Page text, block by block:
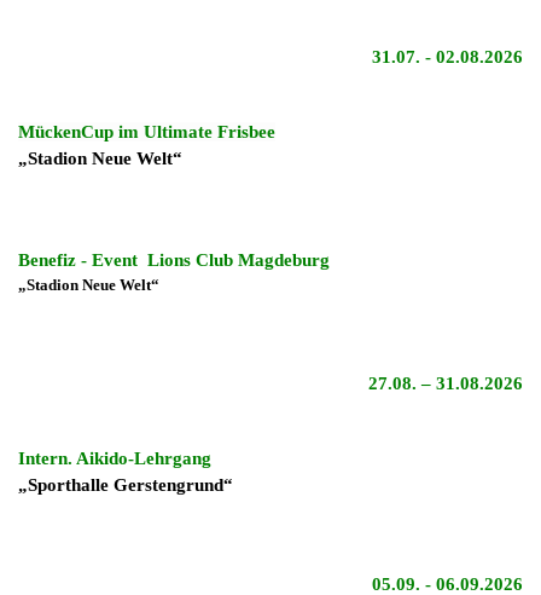
31.07. - 02.08.2026
MückenCup im Ultimate Frisbee
„Stadion Neue Welt“
Benefiz - Event Lions Club Magdeburg
„Stadion Neue Welt“
27.08. – 31.08.2026
Intern. Aikido-Lehrgang
„Sporthalle Gerstengrund“
05.09. - 06.09.2026